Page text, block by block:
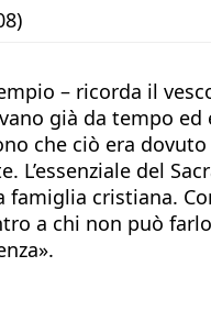
– ricorda il
già da tempo
che ciò era
del
cristiana.
a chi non può